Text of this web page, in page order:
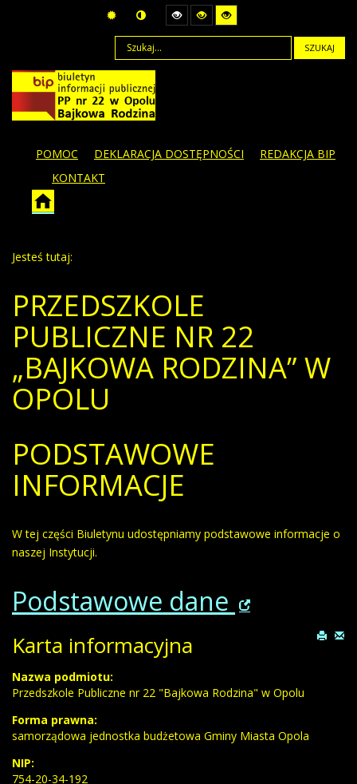
SZUKAJ
POMOC DEKLARACJA DOSTĘPNOŚCI
REDAKCJA BIP
KONTAKT
Jesteś tutaj:
PRZEDSZKOLE
PUBLICZNE NR 22
„BAJKOWA RODZINA” W
OPOLU
PODSTAWOWE
INFORMACJE
W tej części Biuletynu udostępniamy podstawowe informacje o
naszej Instytucji.
Podstawowe dane
Karta informacyjna
Nazwa podmiotu:
Przedszkole Publiczne nr 22 "Bajkowa Rodzina" w Opolu
Forma prawna:
samorządowa jednostka budżetowa Gminy Miasta Opola
NIP:
754-20-34-192